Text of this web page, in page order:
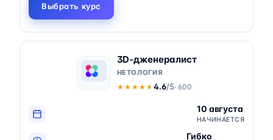
Выбрать курс
3D-дженералист
НЕТОЛОГИЯ
★★★★★
★★★★★ 4.6/5· 600
10 августа
НАЧИНАЕТСЯ
Гибко